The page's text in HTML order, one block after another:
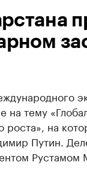
тему
роста», на
Путин.